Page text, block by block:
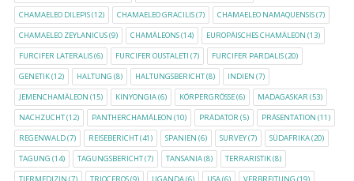
CHAMAELEO DILEPIS(12) CHAMAELEO GRACILIS(7) CHAMAELEO NAMAQUENSIS(7)
CHAMAELEO ZEYLANICUS(9) CHAMÄLEONS(14) EUROPÄISCHES CHAMÄLEON (13)
FURCIFER LATERALIS(6) FURCIFER OUSTALETI (7) FURCIFER PARDALIS(20)
GENETIK(12) HALTUNG (8) HALTUNGSBERICHT(8) INDIEN (7)
JEMENCHAMÄLEON (15) KINYONGIA(6) KÖRPERGRÖSSE (6) MADAGASKAR(53)
NACHZUCHT(12) PANTHERCHAMÄLEON (10) PRÄDATOR(5) PRÄSENTATION (11)
REGENWALD(7) REISEBERICHT(41) SPANIEN (6) SURVEY(7) SÜDAFRIKA(20)
TAGUNG (14) TAGUNGSBERICHT(7) TANSANIA(8) TERRARISTIK(8)
TIERMEDIZIN (7) TRIOCEROS(9) UGANDA(6) USA(6) VERBREITUNG (19)